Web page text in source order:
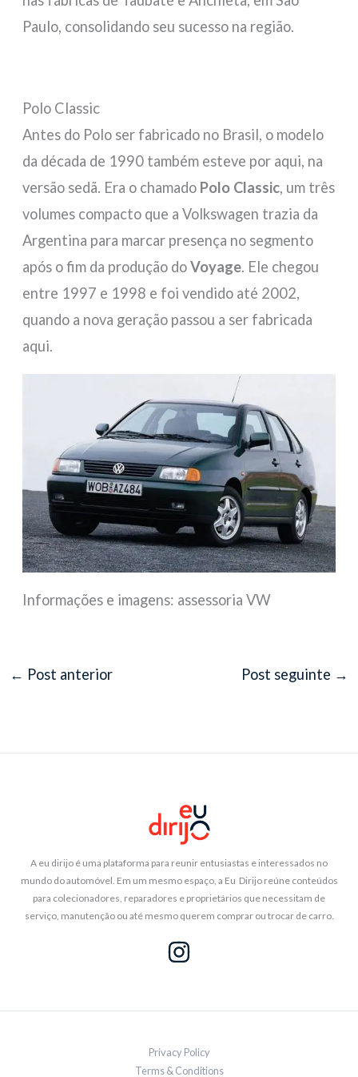
Paulo, consolidando seu sucesso na região.
Polo Classic
Antes do Polo ser fabricado no Brasil, o modelo
da década de 1990 também esteve por aqui, na
versão sedã. Era o chamado Polo Classic, um três
volumes compacto que a Volkswagen trazia da
Argentina para marcar presença no segmento
após o fim da produção doVoyage. Ele chegou
entre 1997 e 1998 e foi vendido até 2002,
quando a nova geração passou a ser fabricada
aqui.
Informações e imagens: assessoria VW
← Post anterior Post seguinte →
A eu dirijo é uma plataforma para reunir entusiastas e interessados no
mundo do automóvel. Em um mesmo espaço, a Eu Dirijo reúne conteúdos
para colecionadores, reparadores e proprietários que necessitam de
serviço, manutenção ou até mesmo querem comprar ou trocar de carro.
Privacy Policy
Terms & Conditions